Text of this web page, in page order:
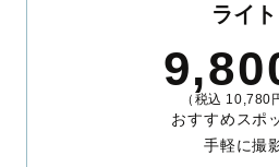
ライト
（税込 10,780
おすすめスポ
手軽に撮